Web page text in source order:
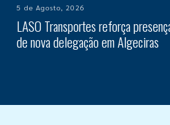
5 de Agosto, 2026
LASO Transportes reforça
de nova delegação em Algeciras